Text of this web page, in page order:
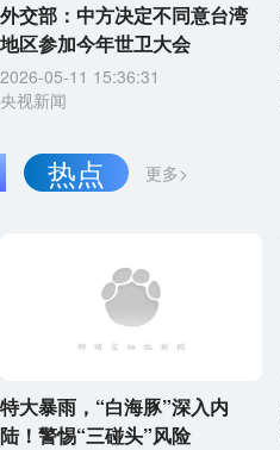
外交部：中方决定不同意台湾
地区参加今年世卫大会
2026-05-11 15:36:31
央视新闻
更多>
热点
特大暴雨，“白海豚”深入内
陆！警惕“三碰头”风险